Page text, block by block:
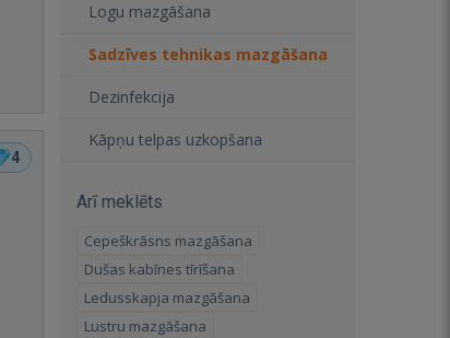
4
Logu mazgāšana
Sadzīves tehnikas mazgāšana
Dezinfekcija
Kāpņu telpas uzkopšana
Arī meklēts
Cepeškrāsns mazgāšana
Dušas kabīnes tīrīšana
Ledusskapja mazgāšana
Lustru mazgāšana